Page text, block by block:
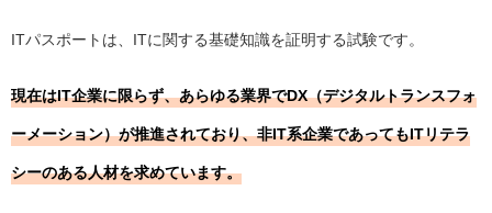
ITパスポートは、ITに関する基礎知識を証明する試験です。
現在はIT企業に限らず、あらゆる業界でDX（デジタルトランスフォ
ーメーション）が推進されており、非IT系企業であってもITリテラ
シーのある人材を求めています。